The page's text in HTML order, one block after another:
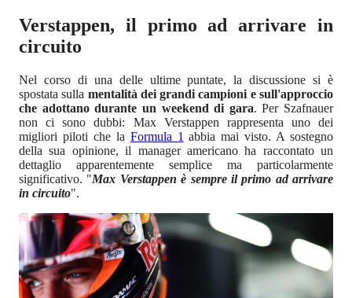
Verstappen, il primo ad arrivare in
circuito
Nel corso di una delle ultime puntate, la discussione si è
spostata sulla mentalità dei grandi campioni e sull'approccio
che adottano durante un weekend di gara. Per Szafnauer
non ci sono dubbi: Max Verstappen rappresenta uno dei
migliori piloti che la Formula 1 abbia mai visto. A sostegno
della sua opinione, il manager americano ha raccontato un
dettaglio apparentemente semplice ma particolarmente
significativo. "Max Verstappen è sempre il primo ad arrivare
in circuito".